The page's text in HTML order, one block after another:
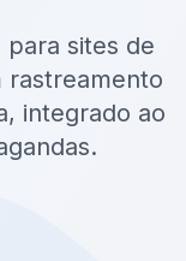
para sites de
rastreamento
integrado ao